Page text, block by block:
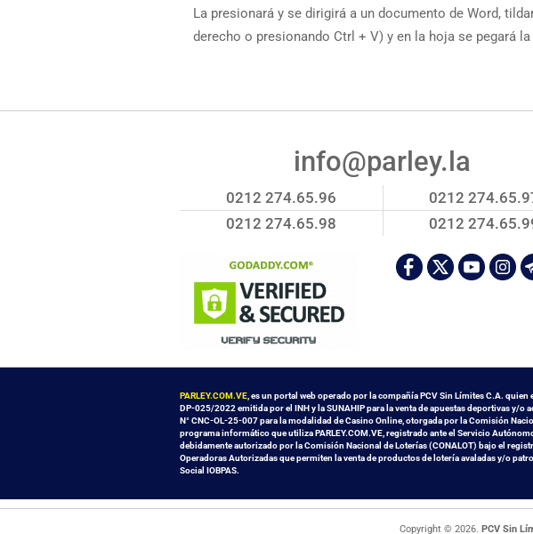
La presionará y se dirigirá a un documento de Word,
derecho o presionando Ctrl + V) y en la hoja se pegará
info@parley.la
0212 274.65.96
0212
0212 274.65.98
0212
PARLEY.COM.VE , es un portal web operado por la compañía PCV Sin Límites C.A.
DP-025/2022 emitida por el INH y la SUNAHIP para la venta de apuestas deportivas
N° CNC-OL-25-007 para la modalidad de Casino Online, otorgada por la Comisión
programa informático que utiliza PARLEY.COM.VE, registrado ante el Servicio
debidamente autorizado por la Comisión Nacional de Loterías (CONALOT) bajo el
Operadoras Autorizadas que permiten la venta de productos de lotería avaladas y/o
Social IOBPAS.
Copyright © 2026. PCV Sin